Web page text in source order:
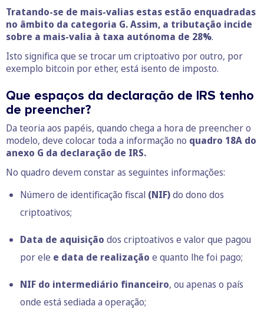
Tratando-se de mais-valias estas estão enquadradas
no âmbito da categoria G. Assim, a tributação incide
sobre a mais-valia à taxa autónoma de 28%.
Isto significa que se trocar um criptoativo por outro, por
exemplo bitcoin por ether, está isento de imposto.
Que espaços da declaração de IRS tenho
de preencher?
Da teoria aos papéis, quando chega a hora de preencher o
modelo, deve colocar toda a informação no quadro 18A do
anexo G da declaração de IRS.
No quadro devem constar as seguintes informações:
Número de identificação fiscal (NIF)do dono dos
criptoativos;
Data de aquisição dos criptoativos e valor que pagou
por ele e data de realização e quanto lhe foi pago;
NIF do intermediário financeiro, ou apenas o país
onde está sediada a operação;